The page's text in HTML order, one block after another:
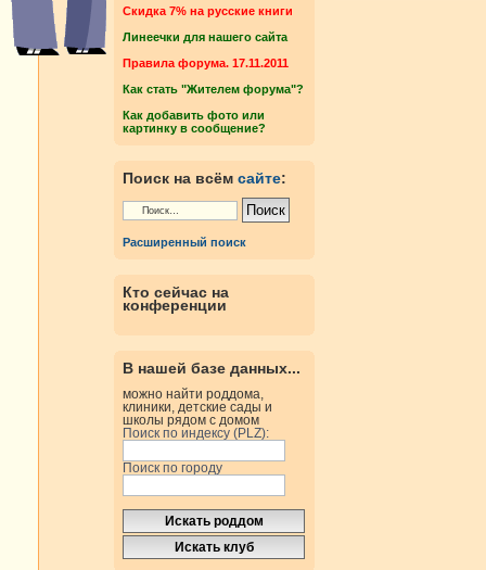
Cкидка 7% на русские книги
Линеечки для нашего сайта
Правила форума. 17.11.2011
Как стать "Жителем форума"?
Как добавить фото или
картинку в сообщение?
Поиск на всём сайте:
Расширенный поиск
Кто сейчас на
конференции
В нашей базе данных...
можно найти роддома,
клиники, детские сады и
школы рядом с домом
Поиск по индексу (PLZ):
Поиск по городу